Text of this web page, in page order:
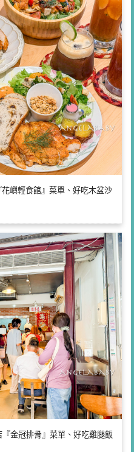
嶼輕食館』菜單、好吃木盆沙
金冠排骨』菜單、好吃雞腿飯